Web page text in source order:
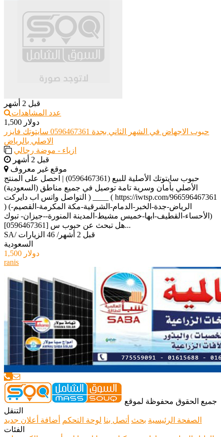
قبل 2 أشهر
عدد المشاهدات
1,500 دولار
حبوب الاجهاض في الشهر الثاني بجدة 0596467361 سايتوتك فايزر
الاصلي بالرياض
ازياء - موضة رجالي
قبل 2 أشهر
موقع غير معروف
حبوب سايتوتك الأصلية للبيع (0596467361) | احصل على المنتج
الأصلي بأمان وسرية تامة توصيل في جميع مناطق (السعودية)
التواصل واتس اب دايركت ) ____ ( https://iwtsp.com/966596467361
) (الرياض-جدة-الخبر-الدمام-الشرقية-مكة المكرمة-القصيم-
الأحساء-القطيف-ابها-خميس مشيط-المدينة المنورة--جيزان- تبوك)
[0596467361] هل تبحث عن حبوب س...
SA/ قبل 2 أشهر / 46 الزيارات
السعودية
1,500 دولار
ranis
جميع الحقوق محفوظة لموقع
التنقل
الصفحة الرئيسية بحث أتصل بنا لوحة التحكم
أضافة أعلان جديد
الفئات